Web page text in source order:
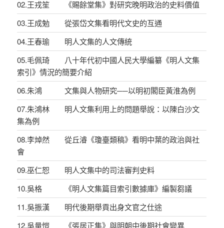
02.王戎笙 《賜餘堂集》對研究晚明政治的史料價值
03.王成勉 從張岱文集看明代文史的互通
04.王春瑜 明人文集的人文傳統
05.毛佩琦 八十年代初中國人民大學編纂《明人文集
索引》情況的簡要介紹
06.朱鴻 文集與人物研究──以明初閣臣黃淮為例
07.朱鴻林 明人文集利用上的問題舉說：以陳白沙文
集為例
08.李焯然 從丘濬《瓊臺類稿》看明中葉的政治與社
會
09.巫仁恕 明人文集中的司法審判史料
10.吳格 《明人文集篇目索引數據庫》編製芻議
11.吳振漢 明代後期舉貢出身文官之仕途
12.吳量愷 《張居正集》與明朝中後期社會變異